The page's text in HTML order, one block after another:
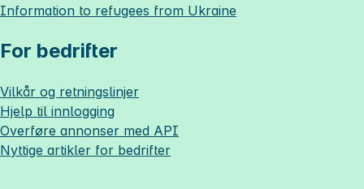
Information to refugees from Ukraine
For bedrifter
Vilkår og retningslinjer
Hjelp til innlogging
Overføre annonser med API
Nyttige artikler for bedrifter